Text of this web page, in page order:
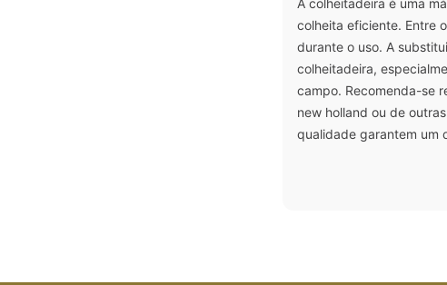
A colheitadeira é uma
colheita eficiente. Entre
durante o uso. A
colheitadeira,
campo. Recomenda-se
new holland ou de
qualidade garantem um